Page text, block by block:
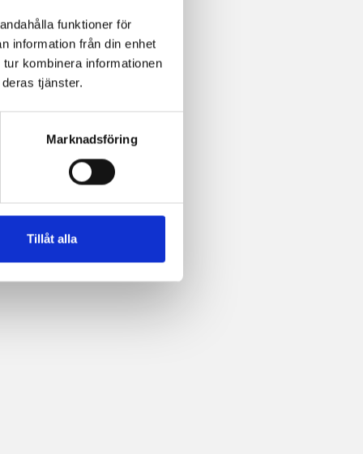
funktioner för
information från din enhet
kombinera informationen
tjänster.
Marknadsföring
Tillåt alla